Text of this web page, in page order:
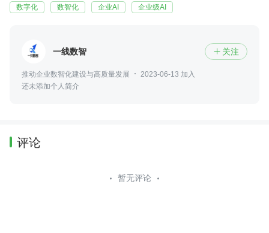
数字化 数智化 企业AI 企业级AI
一线数智  关注
推动企业数智化建设与高质量发展
2023-06-13 加入
还未添加个人简介
评论
暂无评论